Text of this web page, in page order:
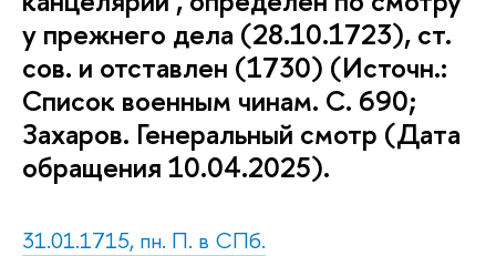
у прежнего дела (28.10.1723), ст.
сов. и отставлен (1730) (Источн.:
Список военным чинам. С. 690;
Захаров. Генеральный смотр (Дата
обращения 10.04.2025).
31.01.1715, пн. П. в СПб.